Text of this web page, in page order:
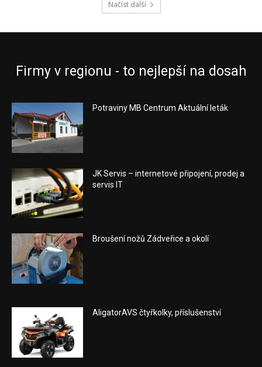
Načíst další
Firmy v regionu - to nejlepší na dosah
Potraviny MB Centrum Aktuální leták
JK Servis – internetové připojení, prodej a
servis IT
Broušení nožů Zádveřice a okolí
AligatorAVS čtyřkolky, příslušenství